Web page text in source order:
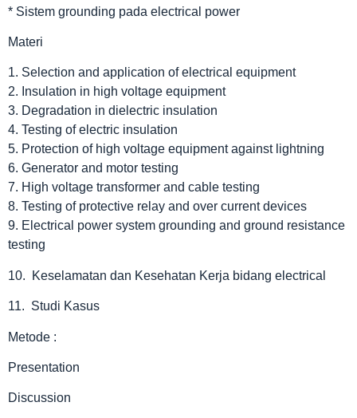
* Sistem grounding pada electrical power
Materi
1. Selection and application of electrical equipment
2. Insulation in high voltage equipment
3. Degradation in dielectric insulation
4. Testing of electric insulation
5. Protection of high voltage equipment against lightning
6. Generator and motor testing
7. High voltage transformer and cable testing
8. Testing of protective relay and over current devices
9. Electrical power system grounding and ground resistance
testing
10. Keselamatan dan Kesehatan Kerja bidang electrical
11. Studi Kasus
Metode :
Presentation
Discussion